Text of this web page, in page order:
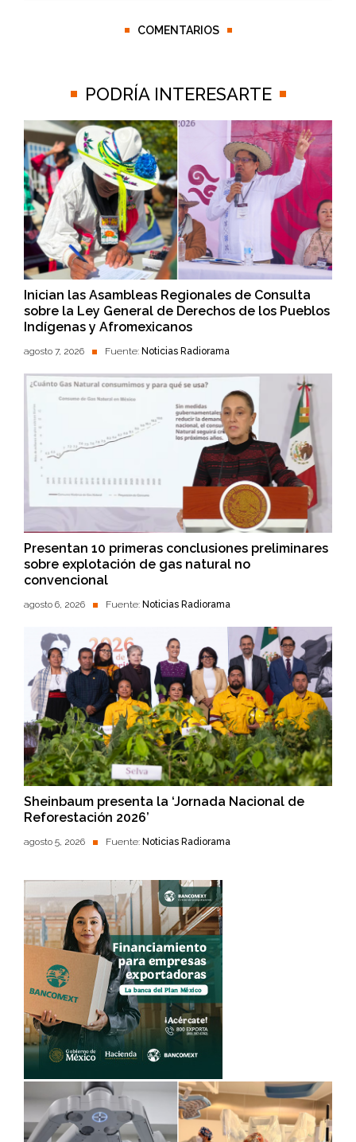
COMENTARIOS
PODRÍA INTERESARTE
Inician las Asambleas Regionales de Consulta
sobre la Ley General de Derechos de los Pueblos
Indígenas y Afromexicanos
agosto 7, 2026 Fuente: Noticias Radiorama
Presentan 10 primeras conclusiones preliminares
sobre explotación de gas natural no
convencional
agosto 6, 2026 Fuente: Noticias Radiorama
Sheinbaum presenta la ‘Jornada Nacional de
Reforestación 2026’
agosto 5, 2026 Fuente: Noticias Radiorama